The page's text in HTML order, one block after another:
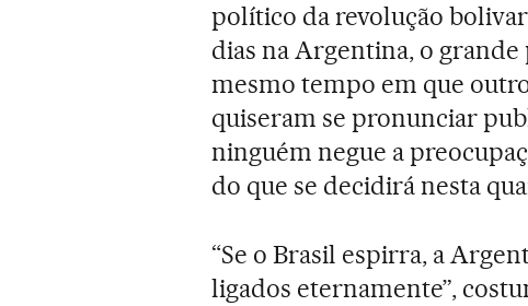
político da revolução
dias na Argentina, o
mesmo tempo em que
quiseram se pronunciar
ninguém negue a
do que se decidirá nesta
“Se o Brasil espirra, a
ligados eternamente”,